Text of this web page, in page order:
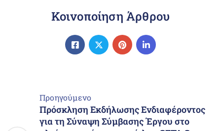
Κοινοποίηση Άρθρου
Προηγούμενο
Πρόσκληση Εκδήλωσης Ενδιαφέροντος
για τη Σύναψη Σύμβασης Έργου στο